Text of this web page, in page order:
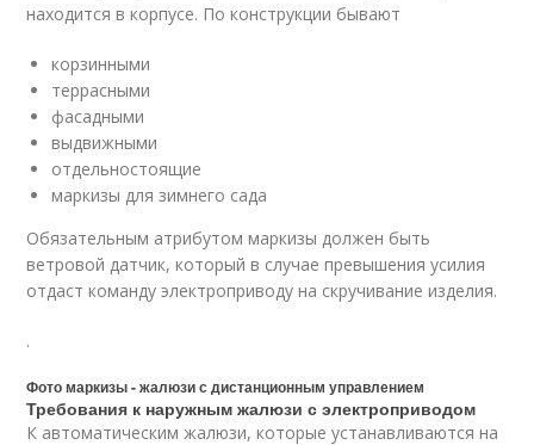
находится в корпусе. По конструкции бывают
корзинными
террасными
фасадными
выдвижными
отдельностоящие
маркизы для зимнего сада
Обязательным атрибутом маркизы должен быть
ветровой датчик, который в случае превышения усилия
отдаст команду электроприводу на скручивание изделия.
.
Фото маркизы - жалюзи с дистанционным управлением
Требования к наружным жалюзи с электроприводом
К автоматическим жалюзи, которые устанавливаются на